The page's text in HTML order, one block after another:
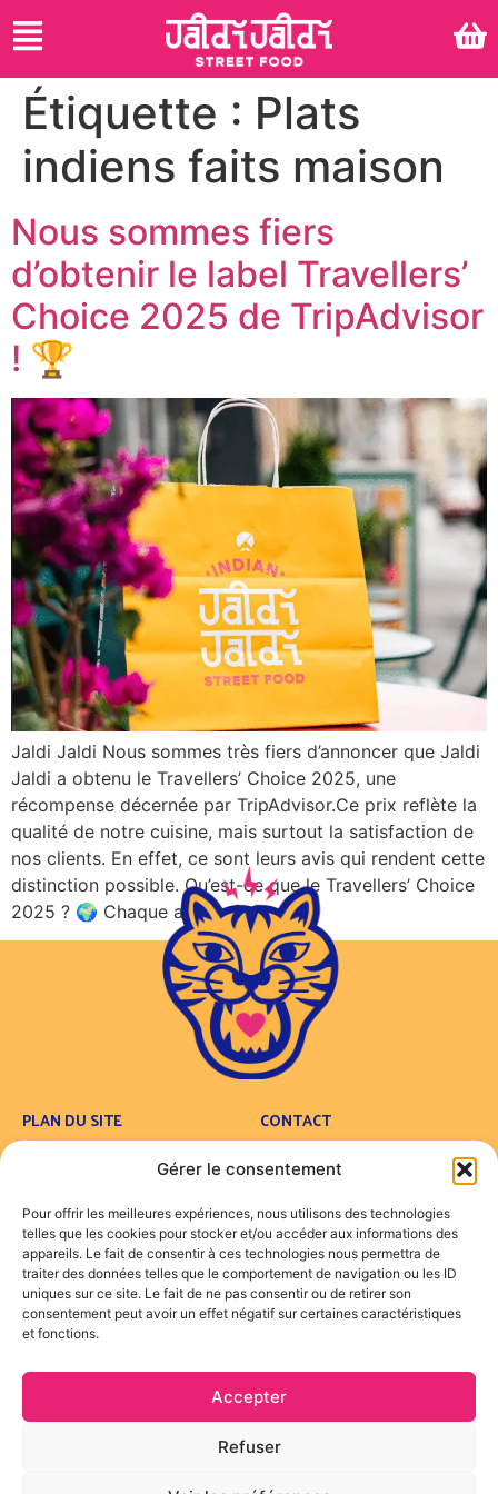
Gérer le consentement
Pour offrir les meilleures expériences, nous utilisons des technologies
telles que les cookies pour stocker et/ou accéder aux informations des
appareils. Le fait de consentir à ces technologies nous permettra de
traiter des données telles que le comportement de navigation ou les ID
uniques sur ce site. Le fait de ne pas consentir ou de retirer son
consentement peut avoir un effet négatif sur certaines caractéristiques
et fonctions.
Accepter
Refuser
Étiquette : Plats
indiens faits maison
Nous sommes fiers
d’obtenir le label Travellers’
Choice 2025 de TripAdvisor
! 🏆
Jaldi Jaldi Nous sommes très fiers d’annoncer que Jaldi
Jaldi a obtenu le Travellers’ Choice 2025, une
récompense décernée par TripAdvisor.Ce prix reflète la
qualité de notre cuisine, mais surtout la satisfaction de
nos clients. En effet, ce sont leurs avis qui rendent cette
distinction possible. Qu’est-ce que le Travellers’ Choice
2025 ? 🌍 Chaque année, […]
PLAN DU SITE
Concept
Foodtruck
Engagements
Actualités
CONTACT
Contact
FAQ
LÉGALES
SUIVEZ NOUS !